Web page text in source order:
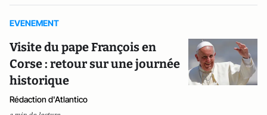
EVENEMENT
Visite du pape François en
Corse : retour sur une journée
historique
Rédaction d'Atlantico